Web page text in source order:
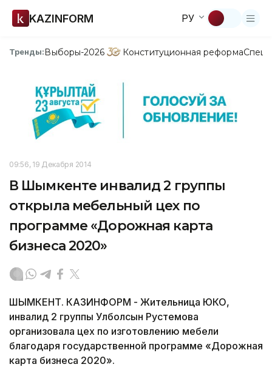
KAZINFORM РУ
Тренды:Выборы-2026 Конституционная реформа
09:56, 19 Декабря 2014
В Шымкенте инвалид 2 группы
открыла мебельный цех по
программе «Дорожная карта
бизнеса 2020»
ШЫМКЕНТ. КАЗИНФОРМ - Жительница ЮКО,
инвалид 2 группы Улболсын Рустемова
организовала цех по изготовлению мебели
благодаря государственной программе «Дорожная
карта бизнеса 2020».